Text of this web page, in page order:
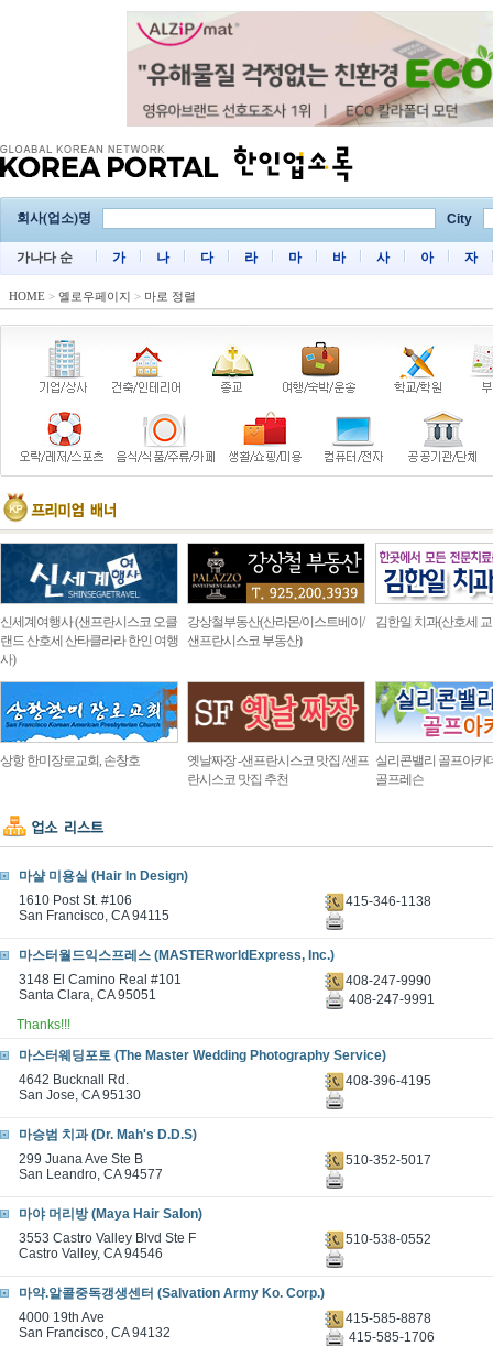
회사(업소)명 City
가나다 순 가 나 다 라 마 바 사 아 자
HOME > 옐로우페이지 > 마로 정렬
신세계여행사 (샌프란시스코 오클
랜드 산호세 산타클라라 한인 여행
사)
강상철부동산(산라몬/이스트베이/
샌프란시스코 부동산)
김한일 치과(산호세
상항 한미장로교회, 손창호
옛날짜장 -샌프란시스코 맛집 /샌프
란시스코 맛집 추천
실리콘밸리 골프아카
골프레슨
마샬 미용실 (Hair In Design)
1610 Post St. #106
San Francisco, CA 94115
415-346-1138
마스터월드익스프레스 (MASTERworldExpress, Inc.)
3148 El Camino Real #101
Santa Clara, CA 95051
408-247-9990
408-247-9991
Thanks!!!
마스터웨딩포토 (The Master Wedding Photography Service)
4642 Bucknall Rd.
San Jose, CA 95130
408-396-4195
마승범 치과 (Dr. Mah's D.D.S)
299 Juana Ave Ste B
San Leandro, CA 94577
510-352-5017
마야 머리방 (Maya Hair Salon)
3553 Castro Valley Blvd Ste F
Castro Valley, CA 94546
510-538-0552
마약.알콜중독갱생센터 (Salvation Army Ko. Corp.)
4000 19th Ave
San Francisco, CA 94132
415-585-8878
415-585-1706